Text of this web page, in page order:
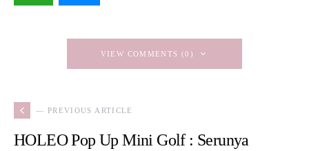
VIEW COMMENTS (0)
— PREVIOUS ARTICLE
HOLEO Pop Up Mini Golf : Serunya